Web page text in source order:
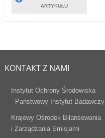
ARTYKUŁU
KONTAKT Z NAMI
Instytut Ochrony Środowiska
- Państwowy Instytut Badawczy
Krajowy Ośrodek Bilansowania
i Zarządzania Emisjami